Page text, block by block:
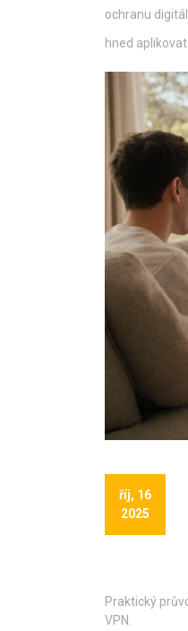
ochranu
hned aplikovat
říj, 16
2025
Praktický
VPN.